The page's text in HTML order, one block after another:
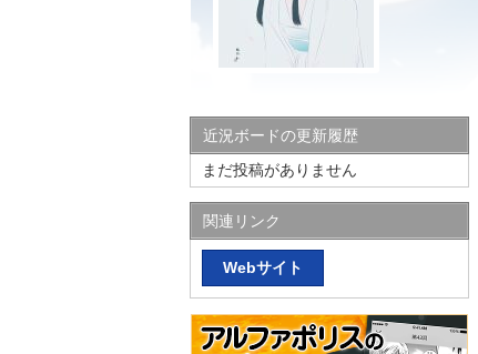
近況ボードの更新履歴
まだ投稿がありません
関連リンク
Webサイト